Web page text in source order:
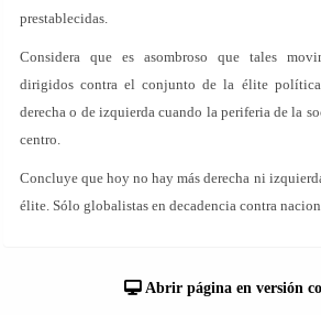
prestablecidas.
Considera que es asombroso que tales
dirigidos contra el conjunto de la élite
derecha o de izquierda cuando la periferia de la
centro.
Concluye que hoy no hay más derecha ni
élite. Sólo globalistas en decadencia contra
Abrir página en versión